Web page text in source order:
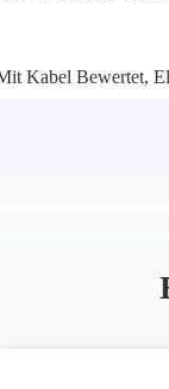
Kabel Bewertet,